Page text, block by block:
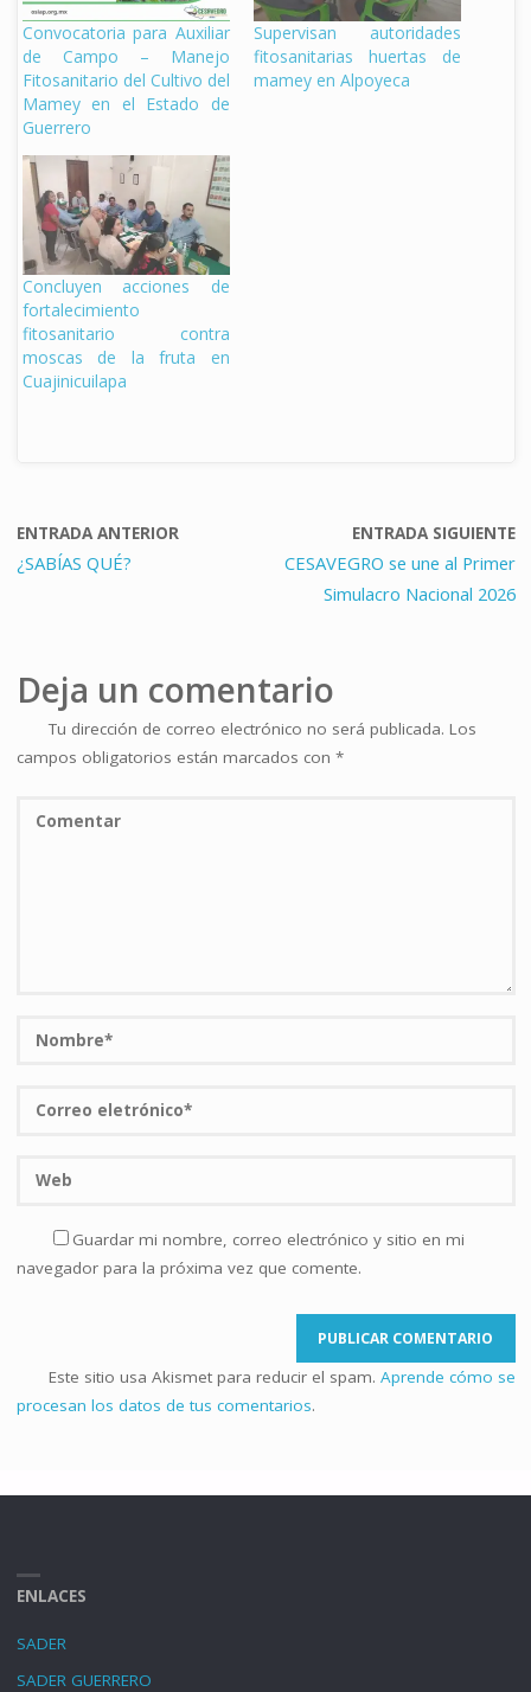
Convocatoria para Auxiliar
de Campo – Manejo
Fitosanitario del Cultivo del
Mamey en el Estado de
Guerrero
Supervisan autoridades
fitosanitarias huertas de
mamey en Alpoyeca
Concluyen acciones de
fortalecimiento
fitosanitario contra
moscas de la fruta en
Cuajinicuilapa
ENTRADA ANTERIOR
¿SABÍAS QUÉ?
ENTRADA SIGUIENTE
CESAVEGRO se une al Primer
Simulacro Nacional 2026
Deja un comentario
Tu dirección de correo electrónico no será publicada. Los
campos obligatorios están marcados con *
Guardar mi nombre, correo electrónico y sitio en mi
navegador para la próxima vez que comente.
Este sitio usa Akismet para reducir el spam. Aprende cómo se
procesan los datos de tus comentarios.
ENLACES
SADER
SADER GUERRERO